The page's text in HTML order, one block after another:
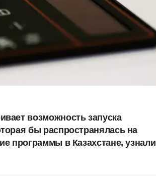
возможность запуска
бы распространялась на
программы в Казахстане, узнали